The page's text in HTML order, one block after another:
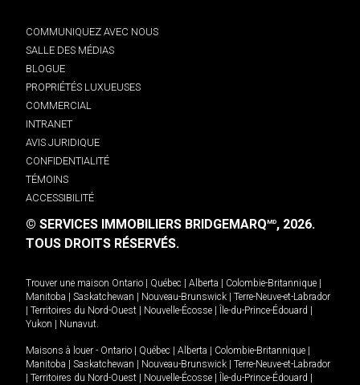
COMMUNIQUEZ AVEC NOUS
SALLE DES MÉDIAS
BLOGUE
PROPRIÉTÉS LUXUEUSES
COMMERCIAL
INTRANET
AVIS JURIDIQUE
CONFIDENTIALITÉ
TÉMOINS
ACCESSIBILITÉ
© SERVICES IMMOBILIERS BRIDGEMARQMD, 2026.
TOUS DROITS RÉSERVÉS.
Trouver une maison Ontario Québec Alberta Colombie-Britannique
Manitoba
Saskatchewan Nouveau-Brunswick
Terre-Neuve-et-Labrador
Territoires du Nord-Ouest Nouvelle-Écosse Île-du-Prince-Édouard
Yukon
Nunavut.
Maisons à louer - Ontario Québec Alberta Colombie-Britannique
Manitoba
Saskatchewan Nouveau-Brunswick
Terre-Neuve-et-Labrador
Territoires du Nord-Ouest Nouvelle-Écosse Île-du-Prince-Édouard